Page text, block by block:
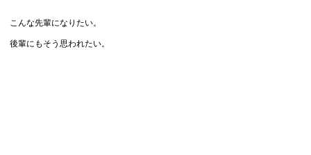
こんな先輩になりたい。
後輩にもそう思われたい。